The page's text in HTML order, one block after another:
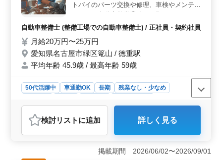
トバイのパーツ交換や修理、車検やメンテナ
※作業服などはこちらから支給いたします。
自動車整備士 (整備工場での自動車整備士) / 正社員・契約社員
月給20万円〜25万円
愛知県名古屋市緑区篭山 / 徳重駅
平均年齢 45.9歳 / 最高年齢 59歳
50代活躍中 車通勤OK 長期
残業なし・少なめ
おすすめポイント
＜成長と安定のバランス＞ 中高年の方々が活躍できる
環境でありながら、安定した雇用条件が整っています。
経験を活かしつつ、新たなスキルも磨ける職場で
す。 ＜オートバイ愛好家に最適＞ バイク整備士と
検討リスト に追加 詳しく見る
掲載期間 2026/06/02〜2026/09/01